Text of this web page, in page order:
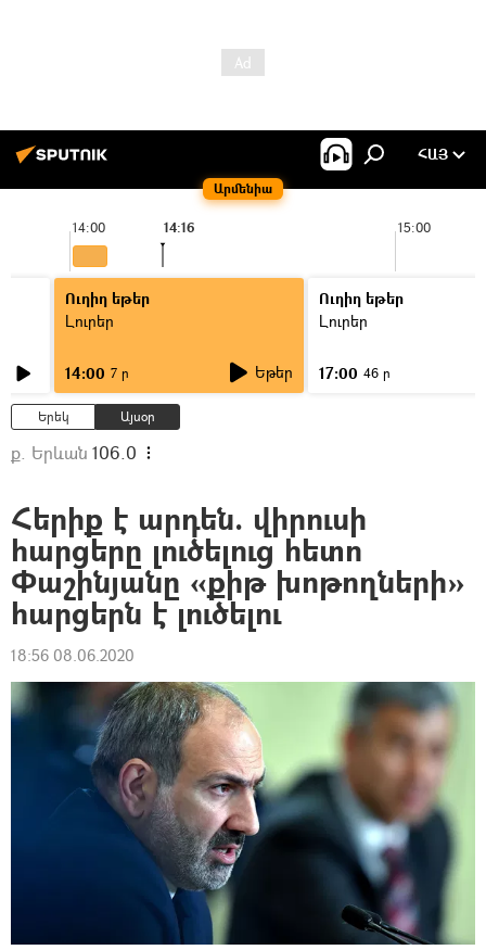
Արմենիա
ՀԱՅ
14:00 15:00
14:16
Ուղիղ եթեր
Լուրեր
14:00 7 ր Եթեր
Ուղիղ եթեր
Լուրեր
17:00 46 ր
Երեկ Այսօր
ք. Երևան 106.0
Հերիք է արդեն. վիրուսի
հարցերը լուծելուց հետո
Փաշինյանը «քիթ խոթողների»
հարցերն է լուծելու
18:56 08.06.2020